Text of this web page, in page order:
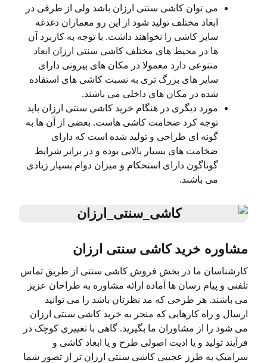
می توان کاشی سنتی ارزان باشد ولی از طرفی در
ابعاد مختلف تولید شود از این رو معماران دغدغه
سایز کاشی را نخواهند داشت. با توجه به کاربرد آن
ها در محیط های مختلف کاشی سنتی ارزان ابعاد
متنوعی دارد معمولا در مکان های بیرونی دارای
سایز های بزرگ تری به نسبت کاشی های استفاده
شده در مکان های داخلی می باشند.
مورد دیگری در هنگام خرید کاشی سنتی ارزان باید
توجه کرد ضخامت کاشی هاست. بعضی از آن ها به
گونه ای طراحی و تولید شده است که دارای
ضخامت های بسیار بالایی بوده و در برابر شرایط
گوناگون دارای استحکام و میزان دوام بسیار زیادی
می باشند.
مشاوره خرید کاشی سنتی ارزان
کارشناسان ما در بخش فروش کاشی سنتی از طریق تماس
تلفنی و پیام رسان ها آماده ارائه مشاوره به طراحان عزیز
می باشند. هر طرحی که مد نظرتان باشد را می توانید
ارسال و راه کارهایی که منجر به خرید کاشی سنتی ارزان
می شود را از مشاوران ما بگیرید. گاهی با تغییری کوچک در
فرآیند تولید و یا ادیت اصولی طرح و یا ابعاد کاشی و
سرامیک به طرز عجیبی کاشی سنتی ارزان تر از تصور شما